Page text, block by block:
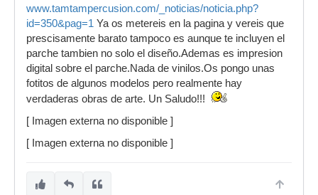
www.tamtampercusion.com/_noticias/noticia.php?
id=350&pag=1 Ya os metereis en la pagina y vereis que
prescisamente barato tampoco es aunque te incluyen el
parche tambien no solo el diseño.Ademas es impresion
digital sobre el parche.Nada de vinilos.Os pongo unas
fotitos de algunos modelos pero realmente hay
verdaderas obras de arte. Un Saludo!!!
[ Imagen externa no disponible ]
[ Imagen externa no disponible ]